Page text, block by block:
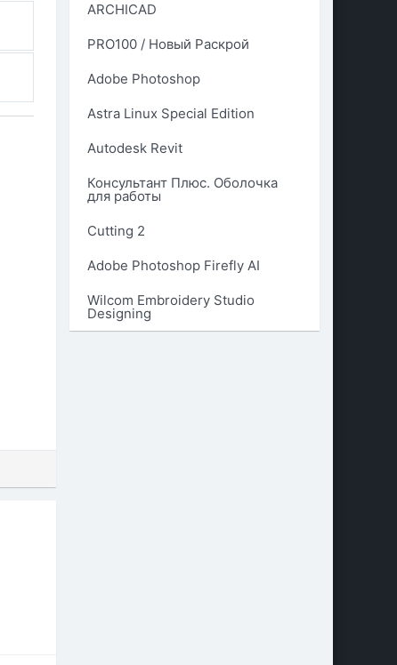
ARCHICAD
PRO100 / Новый Раскрой
Adobe Photoshop
Astra Linux Special Edition
Autodesk Revit
Консультант Плюс. Оболочка
для работы
Cutting 2
Adobe Photoshop Firefly AI
Wilcom Embroidery Studio
Designing